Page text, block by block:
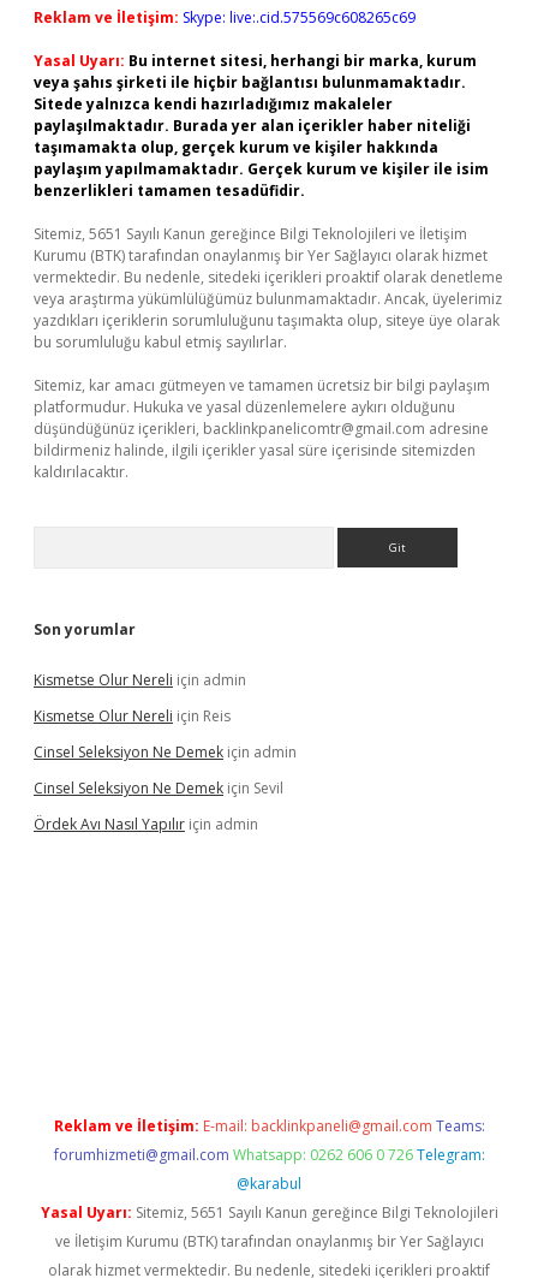
Reklam ve İletişim: Skype: live:.cid.575569c608265c69
Yasal Uyarı: Bu internet sitesi, herhangi bir marka, kurum
veya şahıs şirketi ile hiçbir bağlantısı bulunmamaktadır.
Sitede yalnızca kendi hazırladığımız makaleler
paylaşılmaktadır. Burada yer alan içerikler haber niteliği
taşımamakta olup, gerçek kurum ve kişiler hakkında
paylaşım yapılmamaktadır. Gerçek kurum ve kişiler ile isim
benzerlikleri tamamen tesadüfidir.
Sitemiz, 5651 Sayılı Kanun gereğince Bilgi Teknolojileri ve İletişim
Kurumu (BTK) tarafından onaylanmış bir Yer Sağlayıcı olarak hizmet
vermektedir. Bu nedenle, sitedeki içerikleri proaktif olarak denetleme
veya araştırma yükümlülüğümüz bulunmamaktadır. Ancak, üyelerimiz
yazdıkları içeriklerin sorumluluğunu taşımakta olup, siteye üye olarak
bu sorumluluğu kabul etmiş sayılırlar.
Sitemiz, kar amacı gütmeyen ve tamamen ücretsiz bir bilgi paylaşım
platformudur. Hukuka ve yasal düzenlemelere aykırı olduğunu
düşündüğünüz içerikleri, backlinkpanelicomtr@gmail.com adresine
bildirmeniz halinde, ilgili içerikler yasal süre içerisinde sitemizden
kaldırılacaktır.
Son yorumlar
Kismetse Olur Nereli için admin
Kismetse Olur Nereli için Reis
Cinsel Seleksiyon Ne Demek için admin
Cinsel Seleksiyon Ne Demek için Sevil
Ördek Avı Nasıl Yapılır için admin
Reklam ve İletişim: E-mail: backlinkpaneli@gmail.com Teams:
forumhizmeti@gmail.com Whatsapp: 0262 606 0 726 Telegram:
@karabul
Yasal Uyarı: Sitemiz, 5651 Sayılı Kanun gereğince Bilgi Teknolojileri
ve İletişim Kurumu (BTK) tarafından onaylanmış bir Yer Sağlayıcı
olarak hizmet vermektedir. Bu nedenle, sitedeki içerikleri proaktif